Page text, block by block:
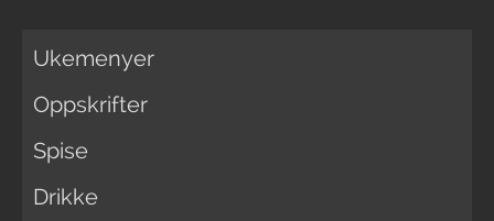
Ukemenyer
Oppskrifter
Spise
Drikke